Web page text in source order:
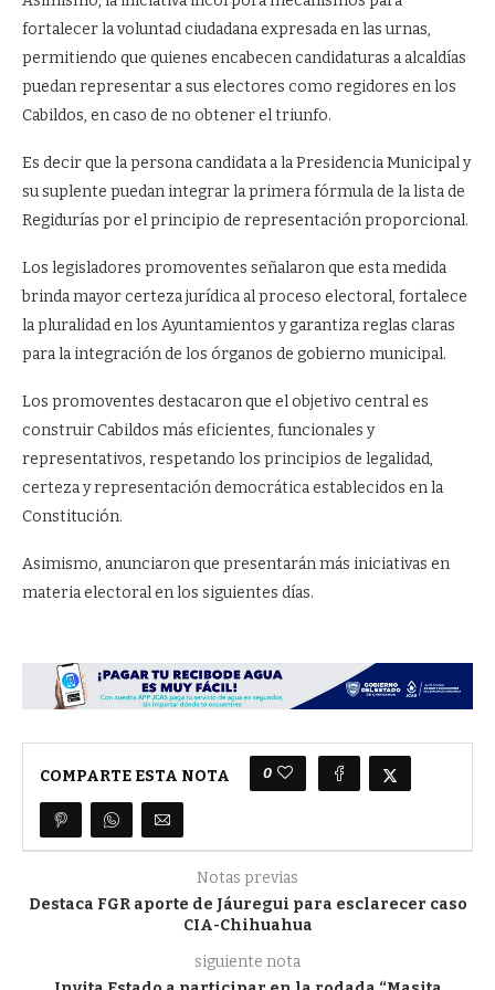
fortalecer la voluntad ciudadana expresada en las urnas,
permitiendo que quienes encabecen candidaturas a alcaldías
puedan representar a sus electores como regidores en los
Cabildos, en caso de no obtener el triunfo.
Es decir que la persona candidata a la Presidencia Municipal y
su suplente puedan integrar la primera fórmula de la lista de
Regidurías por el principio de representación proporcional.
Los legisladores promoventes señalaron que esta medida
brinda mayor certeza jurídica al proceso electoral, fortalece
la pluralidad en los Ayuntamientos y garantiza reglas claras
para la integración de los órganos de gobierno municipal.
Los promoventes destacaron que el objetivo central es
construir Cabildos más eficientes, funcionales y
representativos, respetando los principios de legalidad,
certeza y representación democrática establecidos en la
Constitución.
Asimismo, anunciaron que presentarán más iniciativas en
materia electoral en los siguientes días.
COMPARTE ESTA NOTA 0
Notas previas
Destaca FGR aporte de Jáuregui para esclarecer caso
CIA-Chihuahua
siguiente nota